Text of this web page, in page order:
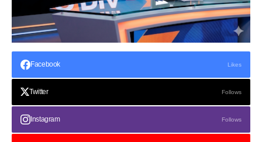
Facebook Likes
Twitter Follows
Instagram Follows